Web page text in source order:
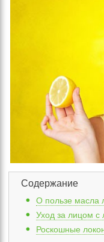
Содержание
О пользе масла
Уход за лицом
Роскошные